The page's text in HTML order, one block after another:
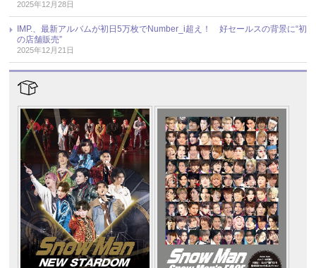
2025年12月28日
IMP.、最新アルバムが初日5万枚でNumber_i超え！ 好セールスの背景に“初
の店舗販売”
2025年12月21日